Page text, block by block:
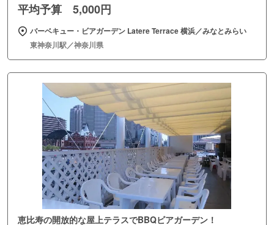
平均予算 5,000円
バーベキュー・ビアガーデン Latere Terrace 横浜／みなとみらい
東神奈川駅／神奈川県
恵比寿の開放的な屋上テラスでBBQビアガーデン！